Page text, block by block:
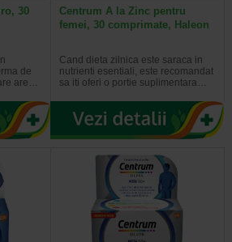
30
de
are…
Centrum A la Zinc pentru
femei, 30 comprimate, Haleon
Cand dieta zilnica este saraca in
nutrienti esentiali, este recomandat
sa iti oferi o portie suplimentara…